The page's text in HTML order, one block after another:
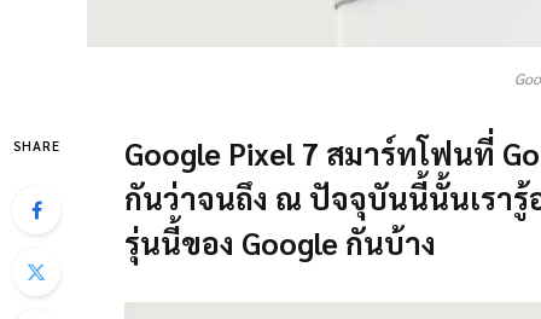
SHARE
Google Pixel 7 สมาร์ทโฟนที่
กันว่าจนถึง ณ ปัจจุบันนี้นั้นเรารู้
รุ่นนี้ของ Google กันบ้าง